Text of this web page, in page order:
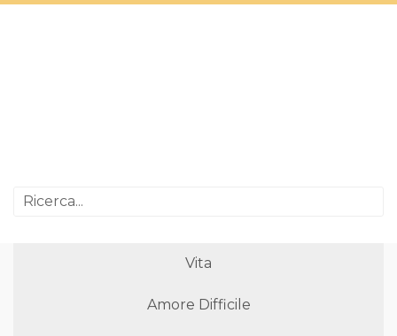
Vita
Amore Difficile